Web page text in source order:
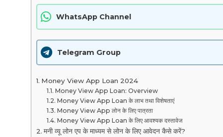
WhatsApp Channel
Telegram Group
Money View App Loan 2024
Money View App Loan: Overview
Money View App Loan के लाभ तथा विशेषताएं
Money View App लोन के लिए पात्रता
Money View App Loan के लिए आवश्यक दस्तावेज
मनी व्यू लोन एप के माध्यम से लोन के लिए आवेदन कैसे करें?